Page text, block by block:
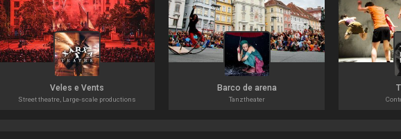
Veles e Vents
Street theatre, Large-scale productions
Barco de arena
Tanztheater